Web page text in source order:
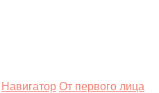
Навигатор От первого лица